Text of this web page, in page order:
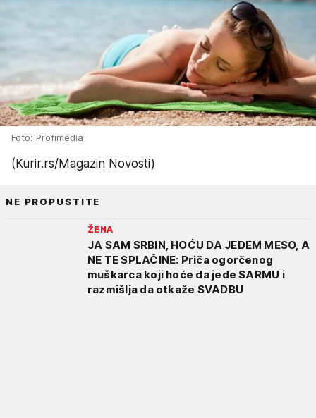
Foto: Profimedia
(Kurir.rs/Magazin Novosti)
NE PROPUSTITE
ŽENA
JA SAM SRBIN, HOĆU DA JEDEM MESO, A
NE TE SPLAČINE: Priča ogorčenog
muškarca koji hoće da jede SARMU i
razmišlja da otkaže SVADBU